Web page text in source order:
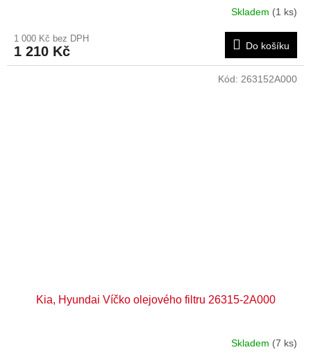
Skladem (1 ks)
1 000 Kč bez DPH
1 210 Kč Do košíku
Kia, Hyundai Víčko olejového filtru 26315-2A000
Skladem (7 ks)
Kód: 263152A000